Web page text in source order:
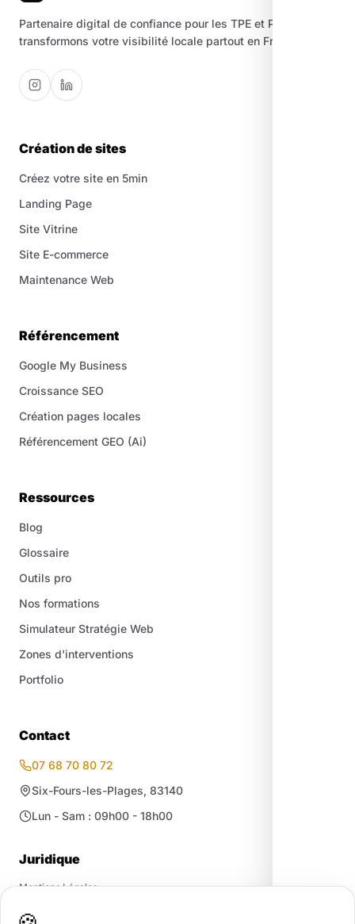
Partenaire digital de confiance pour les TPE et PME. Nous
transformons votre visibilité locale partout en France.
Création de sites
Créez votre site en 5min
Landing Page
Site Vitrine
Site E-commerce
Maintenance Web
Référencement
Google My Business
Croissance SEO
Création pages locales
Référencement GEO (Ai)
Ressources
Blog
Glossaire
Outils pro
Nos formations
Simulateur Stratégie Web
Zones d'interventions
Portfolio
Contact
07 68 70 80 72
Six-Fours-les-Plages, 83140
Lun - Sam : 09h00 - 18h00
Juridique
Mentions Légales